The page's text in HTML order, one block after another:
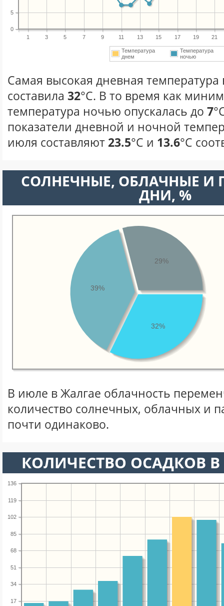
1 3 5 7 9 11 13 15 17 19 21
0
5
Температура
днем
Температура
ночью
Самая высокая дневная температура
составила 32°С. В то время как
температура ночью опускалась до 7
показатели дневной и ночной
июля составляют 23.5°С и 13.6°С
CОЛНЕЧНЫЕ, ОБЛАЧНЫЕ И
ДНИ, %
32%
39%
29%
В июле в Жалгае облачность
количество солнечных, облачных и
почти одинаково.
КОЛИЧЕСТВО ОСАДКОВ
17
34
51
68
85
102
119
136